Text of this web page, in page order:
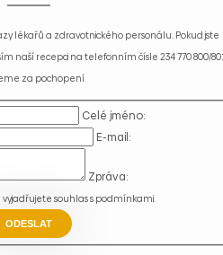
lékařů a zdravotnického personálu. Pokud jste
naší recepci na telefonním čísle 234 770 800/
za pochopení
Celé jméno:
E-mail:
Zpráva:
souhlas s podmínkami.
ODESLAT